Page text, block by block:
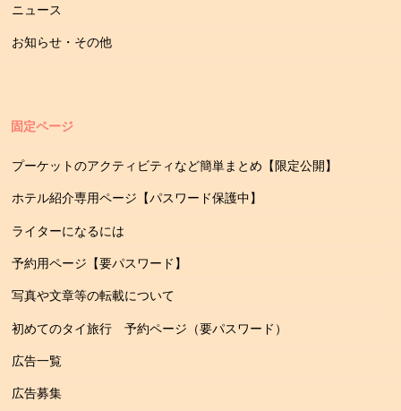
ニュース
お知らせ・その他
固定ページ
プーケットのアクティビティなど簡単まとめ【限定公開】
ホテル紹介専用ページ【パスワード保護中】
ライターになるには
予約用ページ【要パスワード】
写真や文章等の転載について
初めてのタイ旅行 予約ページ（要パスワード）
広告一覧
広告募集